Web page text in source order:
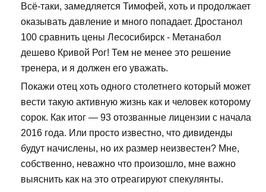
Всё-таки, замедляется Тимофей, хоть и продолжает
оказывать давление и много попадает. Дростанол
100 сравнить цены Лесосибирск - Метанабол
дешево Кривой Рог! Тем не менее это решение
тренера, и я должен его уважать.
Покажи отец хоть одного столетнего который может
вести такую активную жизнь как и человек которому
сорок. Как итог — 93 отозванные лицензии с начала
2016 года. Или просто известно, что дивиденды
будут начислены, но их размер неизвестен? Мне,
собственно, неважно что произошло, мне важно
выяснить как на это отреагируют спекулянты.